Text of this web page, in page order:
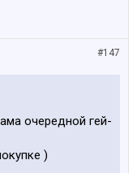
#147
очередной гей-
)